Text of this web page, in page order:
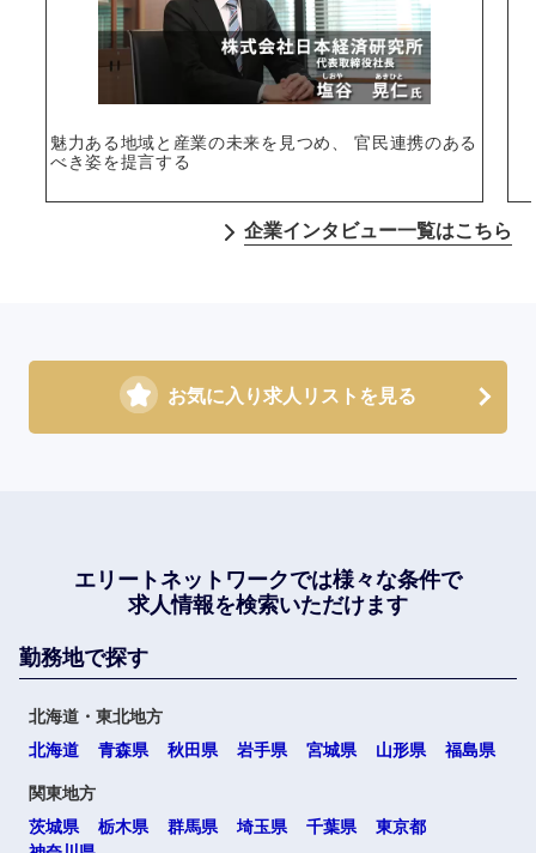
魅力ある地域と産業の未来を見つめ、 官民連携のある
べき姿を提言する
企業インタビュー一覧はこちら
お気に入り求人リストを見る
エリートネットワークでは様々な条件で
求人情報を検索いただけます
勤務地で探す
北海道・東北地方
北海道
青森県 秋田県 岩手県 宮城県 山形県 福島県
関東地方
茨城県
栃木県 群馬県 埼玉県 千葉県
東京都